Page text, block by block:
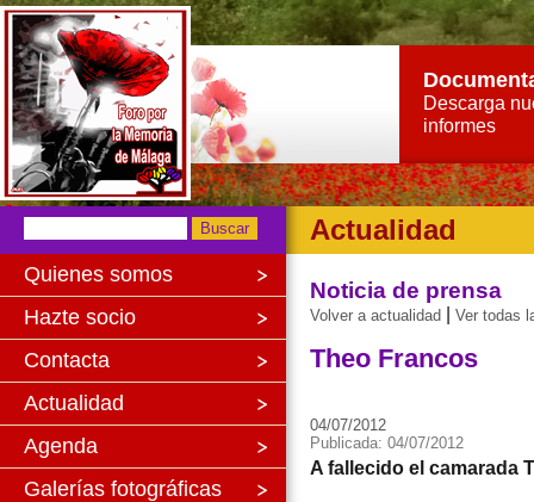
Descarga
informes
Quienes somos
Hazte socio
Contacta
Actualidad
Agenda
Galerías fotográficas
Actualidad
Noticia de prensa
Volver a actualidad Ver todas
Theo Francos
04/07/2012
Publicada: 04/07/2012
A fallecido el camarada